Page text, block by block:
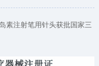
素注射笔用针头获批国家三